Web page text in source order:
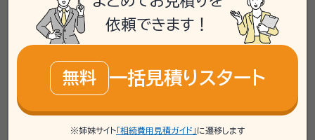
Web相談も受付中 無料
対応業務： 遺言書 / 遺産分割 / 相続財産調査 / 相続手続き /
銀行手続き / 戸籍収集 / 相続人調査
初回面談無料 土日相談可 電話相談可 訪問可
事務所面談可
この事務所の詳細を見る
依頼できます！
無料 一括見積りスタート
※姉妹サイト 「相続費用見積ガイド」 に遷移します